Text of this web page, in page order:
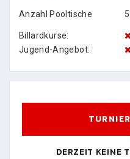
Anzahl Pooltische 5
Billardkurse:
Jugend-Angebot:
DERZEIT KEINE